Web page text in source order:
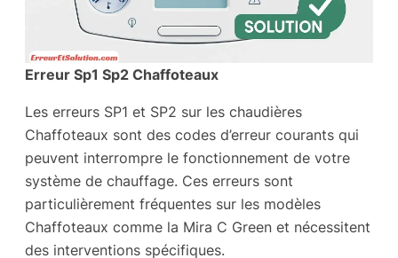
Erreur Sp1 Sp2 Chaffoteaux
Les erreurs SP1 et SP2 sur les chaudières
Chaffoteaux sont des codes d’erreur courants qui
peuvent interrompre le fonctionnement de votre
système de chauffage. Ces erreurs sont
particulièrement fréquentes sur les modèles
Chaffoteaux comme la Mira C Green et nécessitent
des interventions spécifiques.